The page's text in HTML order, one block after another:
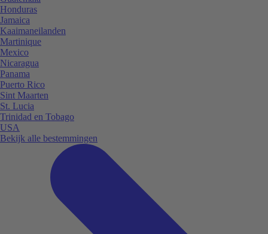
Honduras
Jamaica
Kaaimaneilanden
Martinique
Mexico
Nicaragua
Panama
Puerto Rico
Sint Maarten
St. Lucia
Trinidad en Tobago
USA
Bekijk alle bestemmingen